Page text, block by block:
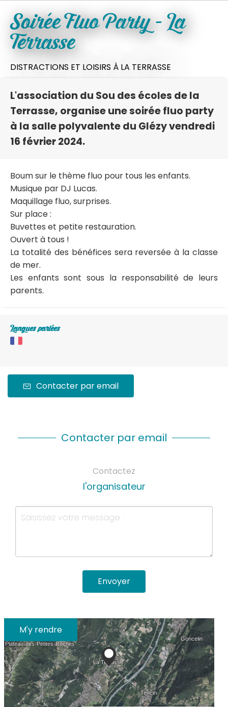
Soirée Fluo Party - La
Terrasse
DISTRACTIONS ET LOISIRS À LA TERRASSE
L'association du Sou des écoles de la
Terrasse, organise une soirée fluo party
à la salle polyvalente du Glézy vendredi
16 février 2024.
Boum sur le thème fluo pour tous les enfants.
Musique par DJ Lucas.
Maquillage fluo, surprises.
Sur place :
Buvettes et petite restauration.
Ouvert à tous !
La totalité des bénéfices sera reversée à la classe
de mer.
Les enfants sont sous la responsabilité de leurs
parents.
Langues parlées
Contacter par email
Contacter par email
Contactez
l'organisateur
Envoyer
M'y rendre